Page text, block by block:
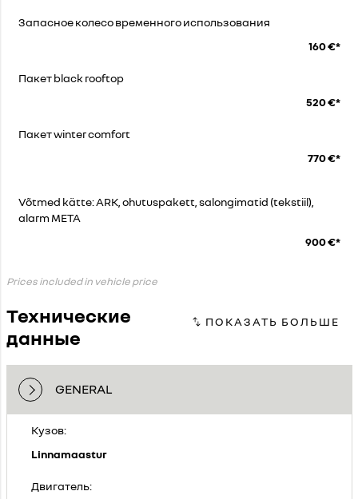
Запасное колесо временного использования
160 €*
Пакет black rooftop
520 €*
Пакет winter comfort
770 €*
Võtmed kätte: ARK, ohutuspakett, salongimatid (tekstiil),
alarm META
900 €*
Prices included in vehicle price
Технические
данные
GENERAL
Кузов:
Linnamaastur
Двигатель: